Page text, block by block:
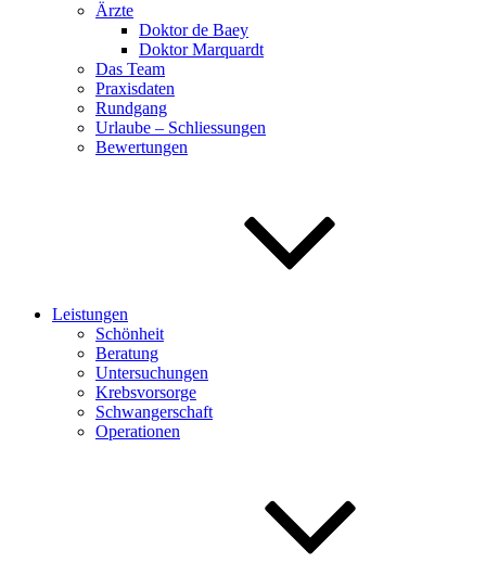
Ärzte
Doktor de Baey
Doktor Marquardt
Das Team
Praxisdaten
Rundgang
Urlaube – Schliessungen
Bewertungen
Leistungen
Schönheit
Beratung
Untersuchungen
Krebsvorsorge
Schwangerschaft
Operationen